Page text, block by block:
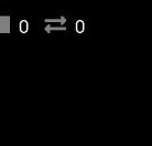
0 0